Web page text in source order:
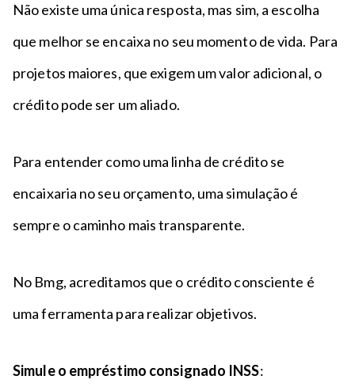
Não existe uma única resposta, mas sim, a escolha
que melhor se encaixa no seu momento de vida. Para
projetos maiores, que exigem um valor adicional, o
crédito pode ser um aliado.
Para entender como uma linha de crédito se
encaixaria no seu orçamento, uma simulação é
sempre o caminho mais transparente.
No Bmg, acreditamos que o crédito consciente é
uma ferramenta para realizar objetivos.
Simule o empréstimo consignado INSS: